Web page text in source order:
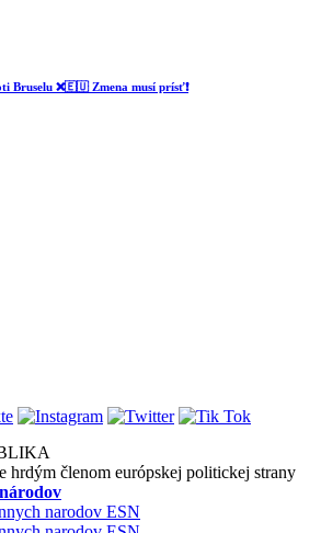
❌️🇪🇺 Zmena musí prísť❗️
členom európskej politickej strany